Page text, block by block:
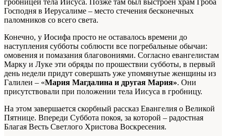
Господня в Иерусалиме – место стечения бесконечных
паломников со всего света.
Конечно, у Иосифа просто не оставалось времени до
наступления субботы соблюсти все погребальные обычаи:
омовения и помазания благовониями. Согласно евангелистам
Марку и Луке эти обряды по прошествии субботы, в первый
день недели придут совершать уже упомянутые женщины из
Галилеи – «Мария Магдалина и другая Мария». Они
присутствовали при положении тела Иисуса в гробницу.
На этом завершается скорбный рассказ Евангелия о Великой
Пятнице. Впереди Суббота покоя, за которой – радостная
Благая Весть Светлого Христова Воскресения.